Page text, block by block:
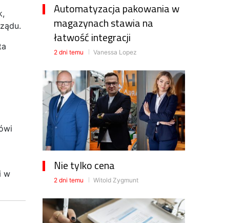
w
Automatyzacja pakowania w
magazynach stawia na
łatwość integracji
2 dni temu Vanessa Lopez
Nie tylko cena
2 dni temu Witold Zygmunt